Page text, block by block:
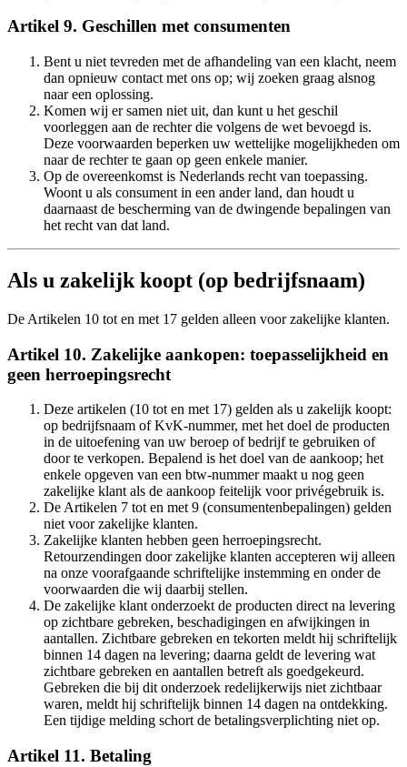
Artikel 9. Geschillen met consumenten
Bent u niet tevreden met de afhandeling van een klacht, neem
dan opnieuw contact met ons op; wij zoeken graag alsnog
naar een oplossing.
Komen wij er samen niet uit, dan kunt u het geschil
voorleggen aan de rechter die volgens de wet bevoegd is.
Deze voorwaarden beperken uw wettelijke mogelijkheden om
naar de rechter te gaan op geen enkele manier.
Op de overeenkomst is Nederlands recht van toepassing.
Woont u als consument in een ander land, dan houdt u
daarnaast de bescherming van de dwingende bepalingen van
het recht van dat land.
Als u zakelijk koopt (op bedrijfsnaam)
De Artikelen 10 tot en met 17 gelden alleen voor zakelijke klanten.
Artikel 10. Zakelijke aankopen: toepasselijkheid en
geen herroepingsrecht
Deze artikelen (10 tot en met 17) gelden als u zakelijk koopt:
op bedrijfsnaam of KvK-nummer, met het doel de producten
in de uitoefening van uw beroep of bedrijf te gebruiken of
door te verkopen. Bepalend is het doel van de aankoop; het
enkele opgeven van een btw-nummer maakt u nog geen
zakelijke klant als de aankoop feitelijk voor privégebruik is.
De Artikelen 7 tot en met 9 (consumentenbepalingen) gelden
niet voor zakelijke klanten.
Zakelijke klanten hebben geen herroepingsrecht.
Retourzendingen door zakelijke klanten accepteren wij alleen
na onze voorafgaande schriftelijke instemming en onder de
voorwaarden die wij daarbij stellen.
De zakelijke klant onderzoekt de producten direct na levering
op zichtbare gebreken, beschadigingen en afwijkingen in
aantallen. Zichtbare gebreken en tekorten meldt hij schriftelijk
binnen 14 dagen na levering; daarna geldt de levering wat
zichtbare gebreken en aantallen betreft als goedgekeurd.
Gebreken die bij dit onderzoek redelijkerwijs niet zichtbaar
waren, meldt hij schriftelijk binnen 14 dagen na ontdekking.
Een tijdige melding schort de betalingsverplichting niet op.
Artikel 11. Betaling